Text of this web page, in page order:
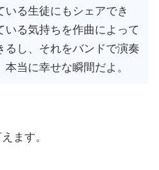
いる生徒にもシェアでき
いる気持ちを作曲によって
るし、それをバンドで演奏
当に幸せな瞬間だよ。
ます。